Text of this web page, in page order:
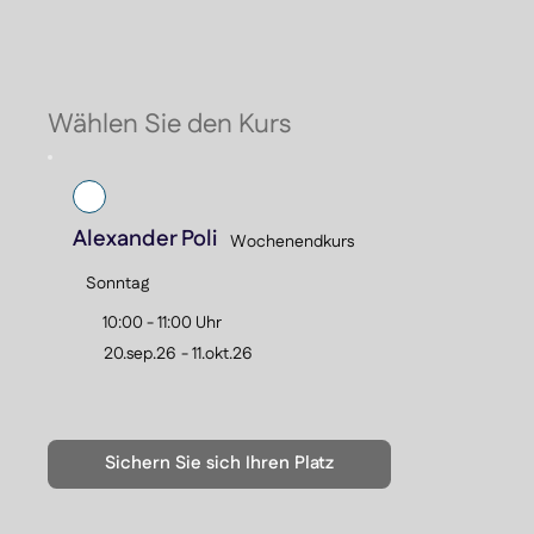
Wählen Sie den Kurs
Alexander Poli Wochenendkurs
Sonntag
10:00 - 11:00 Uhr
20.sep.26 -11.okt.26
Sichern Sie sich Ihren Platz